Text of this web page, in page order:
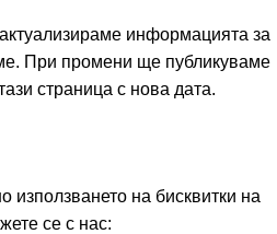
информацията за
При промени ще публикуваме
страница с нова дата.
използването на бисквитки на
се с нас: